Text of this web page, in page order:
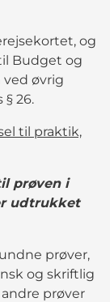
og
Budget og
ved øvrig
26.
til praktik,
prøven i
udtrukket
prøver,
og skriftlig
prøver